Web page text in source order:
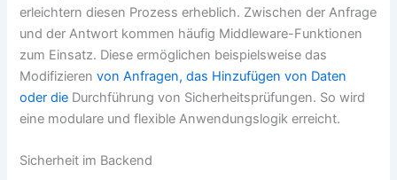
erleichtern diesen Prozess erheblich. Zwischen der Anfrage
und der Antwort kommen häufig Middleware-Funktionen
zum Einsatz. Diese ermöglichen beispielsweise das
Modifizierenvon Anfragen, das Hinzufügen von Daten
oder die Durchführung von Sicherheitsprüfungen. So wird
eine modulare und flexible Anwendungslogik erreicht.
Sicherheit im Backend